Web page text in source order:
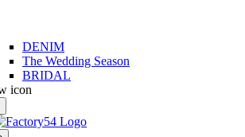
DENIM
The Wedding Season
BRIDAL